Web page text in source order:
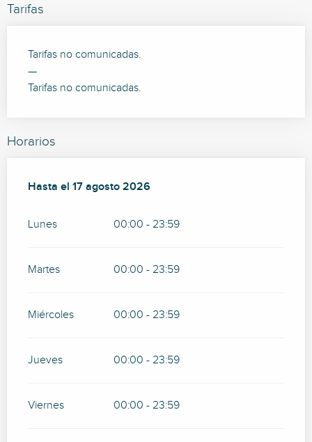
Tarifas
Tarifas no comunicadas.
—
Tarifas no comunicadas.
Horarios
Del3 agosto 2026al17 agosto 2026
Hasta el 17 agosto 2026
Lunes 00:00 - 23:59
Martes 00:00 - 23:59
Miércoles 00:00 - 23:59
Jueves 00:00 - 23:59
Viernes 00:00 - 23:59